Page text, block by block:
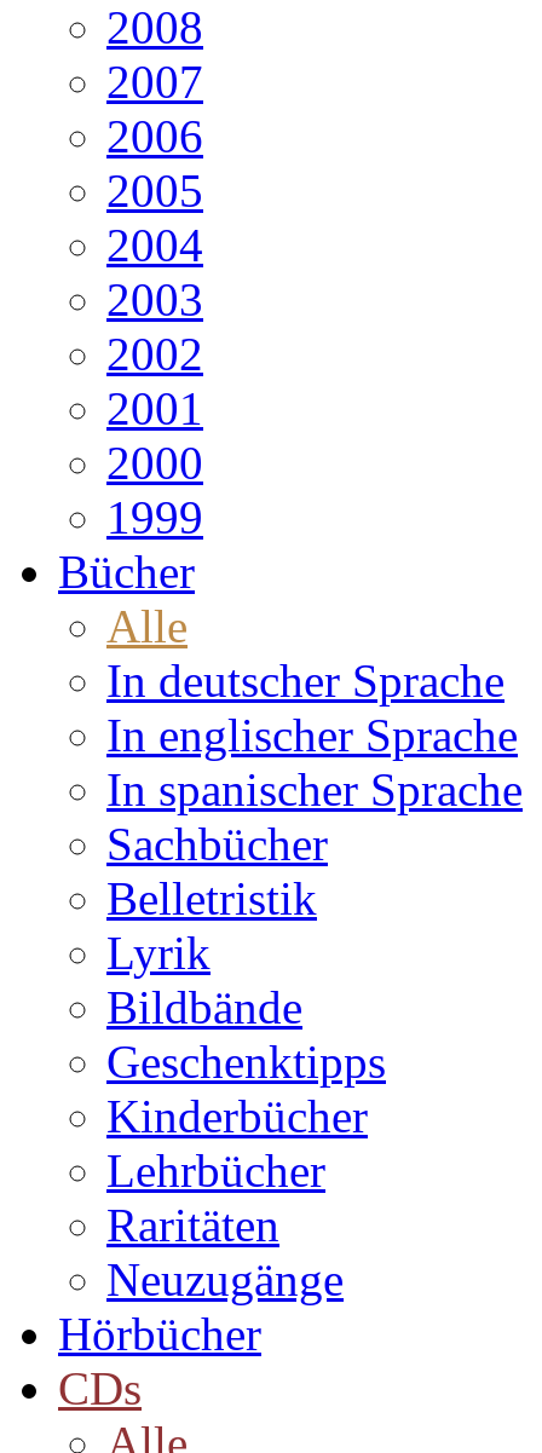
2008
2007
2006
2005
2004
2003
2002
2001
2000
1999
Bücher
Alle
In deutscher Sprache
In englischer Sprache
In spanischer Sprache
Sachbücher
Belletristik
Lyrik
Bildbände
Geschenktipps
Kinderbücher
Lehrbücher
Raritäten
Neuzugänge
Hörbücher
CDs